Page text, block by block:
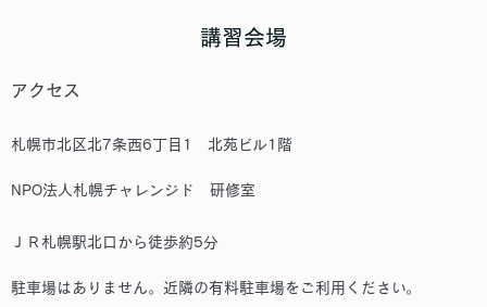
講習会場
アクセス
札幌市北区北7条西6丁目1 北苑ビル1階
NPO法人札幌チャレンジド 研修室
ＪＲ札幌駅北口から徒歩約5分
駐車場はありません。近隣の有料駐車場をご利用ください。